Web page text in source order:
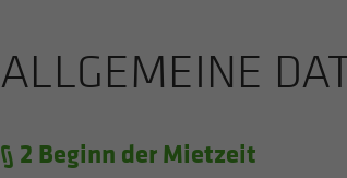
ALLGE­MEI­NE
§ 2 Beginn der Mietzeit